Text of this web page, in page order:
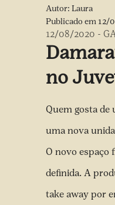
Autor: Laura
Publicado em12/
12/08/2020 -
no
Quem gosta de
uma nova
O novo espaço
definida. A
take away por